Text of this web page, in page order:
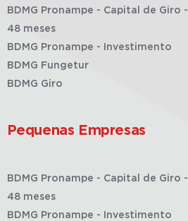
BDMG Pronampe - Capital de Giro -
48 meses
BDMG Pronampe - Investimento
BDMG Fungetur
BDMG Giro
Pequenas Empresas
BDMG Pronampe - Capital de Giro -
48 meses
BDMG Pronampe - Investimento